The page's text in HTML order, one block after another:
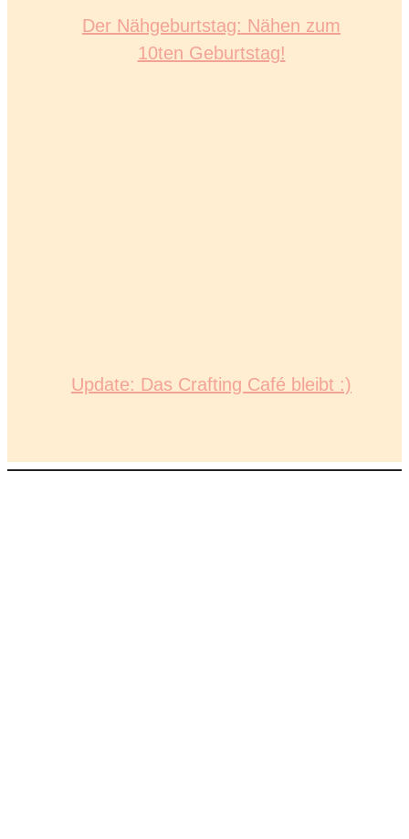
Der Nähgeburtstag: Nähen zum
10ten Geburtstag!
Update: Das Crafting Café bleibt :)